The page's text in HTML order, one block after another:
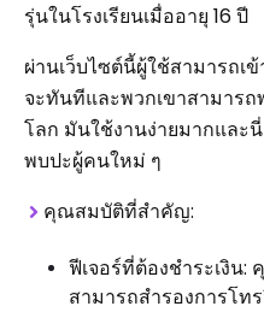
รุ่นในโรงเรียนเมื่ออายุ 16 ปี
ผ่านเว็บไซต์นี้ผู้ใช้สามารถเ
จะทันทีและพวกเขาสามาร
โลก มันใช้งานง่ายมากและ
พบปะผู้คนใหม่ ๆ
คุณสมบัติที่สำคัญ:
ฟีเจอร์ที่ต้องชำระเงิน
สามารถสำรองการโ